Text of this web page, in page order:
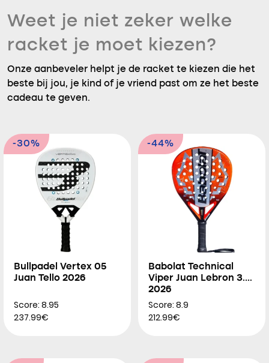
Weet je niet zeker welke
racket je moet kiezen?
Onze aanbeveler helpt je de racket te kiezen die het
beste bij jou, je kind of je vriend past om ze het beste
cadeau te geven.
-30%
Bullpadel Vertex 05
Juan Tello 2026
Score: 8.95
237.99€
-44%
Babolat Technical
Viper Juan Lebron 3.0
2026
Score: 8.9
212.99€